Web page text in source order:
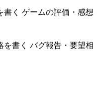
書く ゲームの評価・感想
を書く バグ報告・要望相